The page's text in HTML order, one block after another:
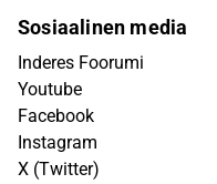
Sosiaalinen media
Inderes Foorumi
Youtube
Facebook
Instagram
X (Twitter)